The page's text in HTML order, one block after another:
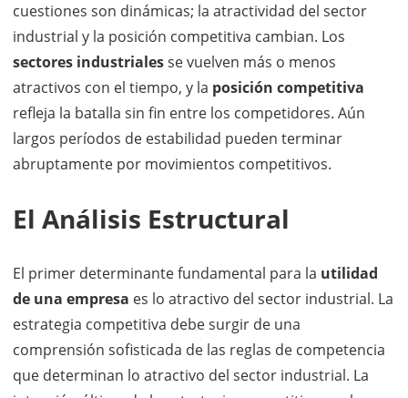
cuestiones son dinámicas; la atractividad del sector
industrial y la posición competitiva cambian. Los
sectores industrialesse vuelven más o menos
atractivos con el tiempo, y la posición competitiva
refleja la batalla sin fin entre los competidores. Aún
largos períodos de estabilidad pueden terminar
abruptamente por movimientos competitivos.
El Análisis Estructural
El primer determinante fundamental para la utilidad
de una empresa es lo atractivo del sector industrial. La
estrategia competitiva debe surgir de una
comprensión sofisticada de las reglas de competencia
que determinan lo atractivo del sector industrial. La